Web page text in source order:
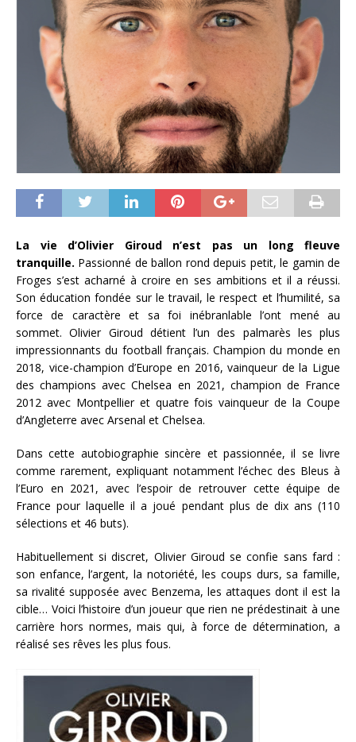
La vie d’Olivier Giroud n’est pas un long fleuve
tranquille. Passionné de ballon rond depuis petit, le gamin de
Froges s’est acharné à croire en ses ambitions et il a réussi.
Son éducation fondée sur le travail, le respect et l’humilité, sa
force de caractère et sa foi inébranlable l’ont mené au
sommet. Olivier Giroud détient l’un des palmarès les plus
impressionnants du football français. Champion du monde en
2018, vice-champion d’Europe en 2016, vainqueur de la Ligue
des champions avec Chelsea en 2021, champion de France
2012 avec Montpellier et quatre fois vainqueur de la Coupe
d’Angleterre avec Arsenal et Chelsea.
Dans cette autobiographie sincère et passionnée, il se livre
comme rarement, expliquant notamment l’échec des Bleus à
l’Euro en 2021, avec l’espoir de retrouver cette équipe de
France pour laquelle il a joué pendant plus de dix ans (110
sélections et 46 buts).
Habituellement si discret, Olivier Giroud se confie sans fard :
son enfance, l’argent, la notoriété, les coups durs, sa famille,
sa rivalité supposée avec Benzema, les attaques dont il est la
cible… Voici l’histoire d’un joueur que rien ne prédestinait à une
carrière hors normes, mais qui, à force de détermination, a
réalisé ses rêves les plus fous.